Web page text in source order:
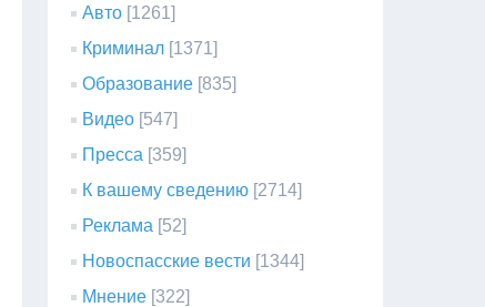
Авто [1261]
Криминал [1371]
Образование [835]
Видео [547]
Пресса [359]
К вашему сведению [2714]
Реклама [52]
Новоспасские вести [1344]
Мнение [322]